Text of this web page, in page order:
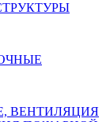
ВЕНТИЛЯЦИЯ